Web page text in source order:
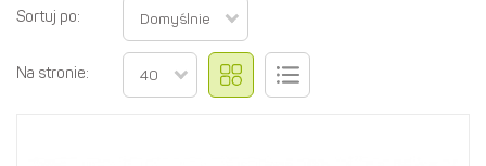
Sortuj po: Domyślnie
Na stronie: 40